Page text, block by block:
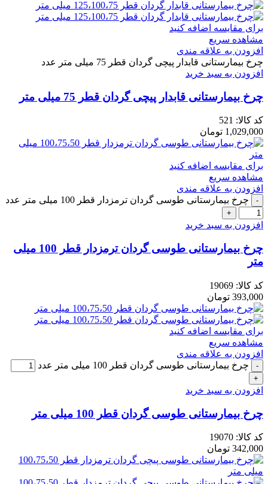
برای مقایسه اضافه کنید
مشاهده سریع
افزودن به علاقه مندی
چرخ بیمارستانی قابدار پیچی گردان قطر 75 میلی متر عدد
افزودن به سبد خرید
چرخ بیمارستانی قابدار پیچی گردان قطر 75 میلی متر
کد کالا: 521
1,029,000 تومان
برای مقایسه اضافه کنید
مشاهده سریع
افزودن به علاقه مندی
چرخ بیمارستانی طوسی گردان ترمزدار قطر 100 میلی متر عدد
افزودن به سبد خرید
چرخ بیمارستانی طوسی گردان ترمزدار قطر 100 میلی
متر
کد کالا: 19069
393,000 تومان
برای مقایسه اضافه کنید
مشاهده سریع
افزودن به علاقه مندی
چرخ بیمارستانی طوسی گردان قطر 100 میلی متر عدد
افزودن به سبد خرید
چرخ بیمارستانی طوسی گردان قطر 100 میلی متر
کد کالا: 19070
342,000 تومان